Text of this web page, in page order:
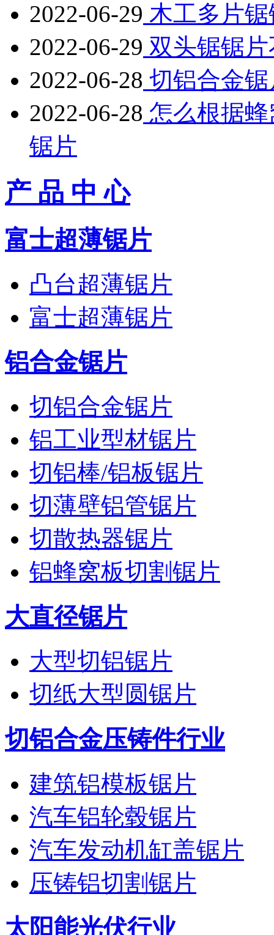
2022-06-29 木工多片
2022-06-29 双头锯锯
2022-06-28 切铝合金
2022-06-28 怎么根据
锯片
产 品 中 心
富士超薄锯片
凸台超薄锯片
富士超薄锯片
铝合金锯片
切铝合金锯片
铝工业型材锯片
切铝棒/铝板锯片
切薄壁铝管锯片
切散热器锯片
铝蜂窝板切割锯片
大直径锯片
大型切铝锯片
切纸大型圆锯片
切铝合金压铸件行业
建筑铝模板锯片
汽车铝轮毂锯片
汽车发动机缸盖锯片
压铸铝切割锯片
太阳能光伏行业